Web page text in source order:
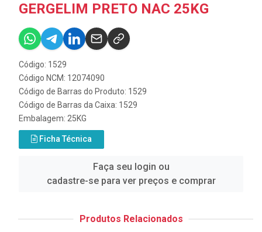
GERGELIM PRETO NAC 25KG
Código: 1529
Código NCM: 12074090
Código de Barras do Produto: 1529
Código de Barras da Caixa: 1529
Embalagem: 25KG
Ficha Técnica
Faça seu login ou
cadastre-se para ver preços e comprar
Produtos Relacionados